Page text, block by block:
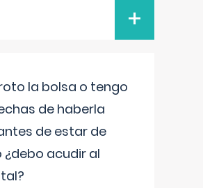
+
la bolsa o tengo
de haberla
de estar de
acudir al